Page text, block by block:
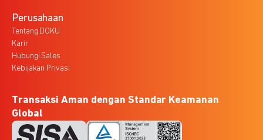
Perusahaan
Tentang DOKU
Karir
Hubungi Sales
Kebijakan Privasi
Transaksi Aman dengan Standar Keamanan
Global